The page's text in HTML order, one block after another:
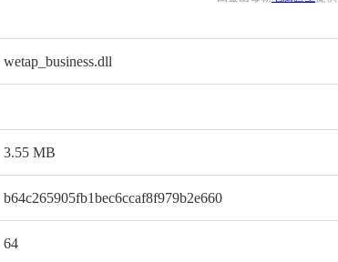
wetap_business.dll
3.55 MB
b64c265905fb1bec6ccaf8f979b2e660
64